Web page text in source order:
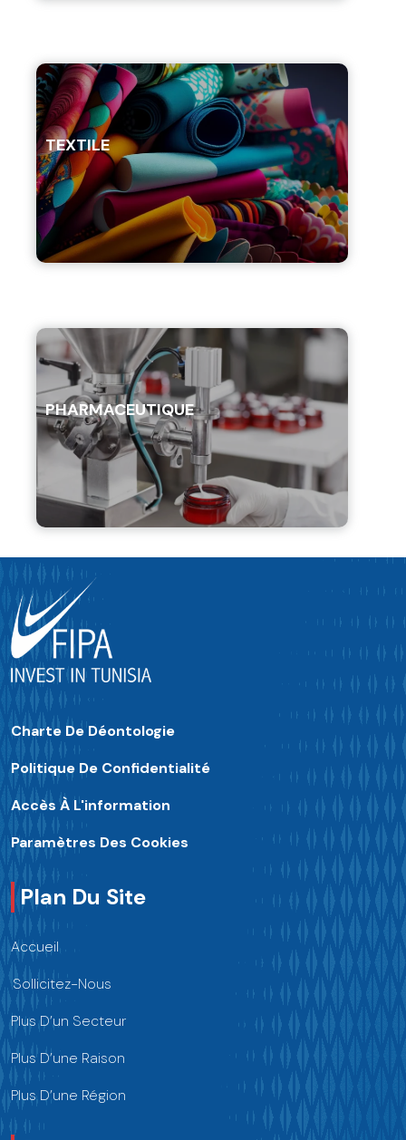
TEXTILE
PHARMACEUTIQUE
Charte De Déontologie
Politique De Confidentialité
Accès À L'information
Paramètres Des Cookies
Plan Du Site
Accueil
Sollicitez-Nous
Plus D’un Secteur
Plus D’une Raison
Plus D’une Région